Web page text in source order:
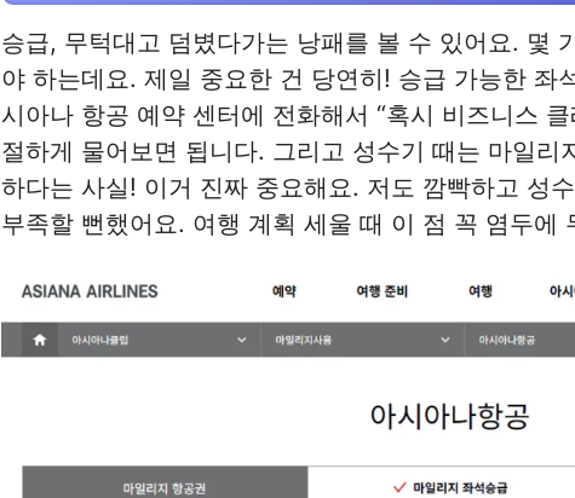
승급, 무턱대고 덤볐다가는 낭패를 볼 수 있어요. 몇
야 하는데요. 제일 중요한 건 당연히! 승급 가능한 좌
시아나 항공 예약 센터에 전화해서 “혹시 비즈니스
절하게 물어보면 됩니다. 그리고 성수기 때는 마일리
하다는 사실! 이거 진짜 중요해요. 저도 깜빡하고 성
부족할 뻔했어요. 여행 계획 세울 때 이 점 꼭 염두에